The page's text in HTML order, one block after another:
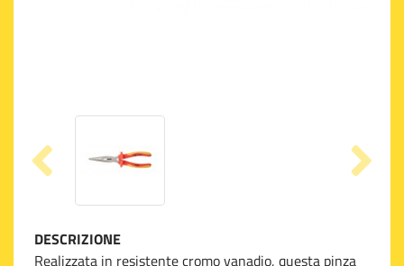
DESCRIZIONE
Realizzata in resistente cromo vanadio, questa pinza